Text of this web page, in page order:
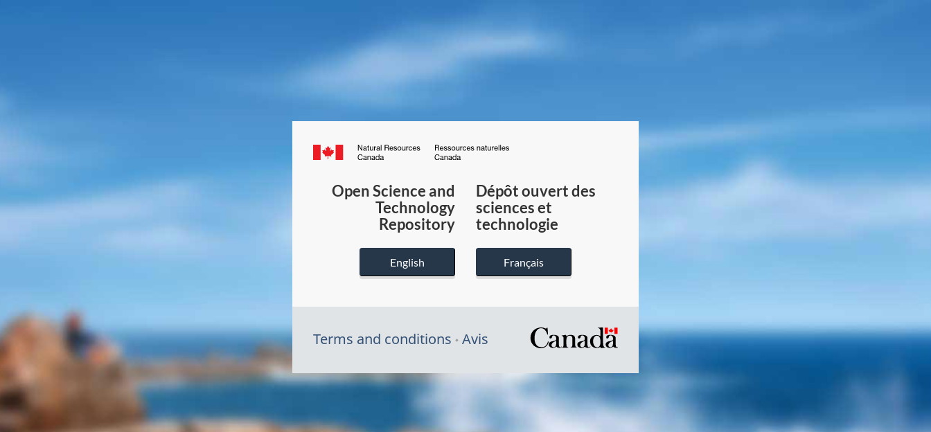
Canada.ca
du
Canada
Open Science and
Technology
Repository
English
Dépôt ouvert des
sciences et
technologie
Français
Terms and conditions Avis
/
gouvernement